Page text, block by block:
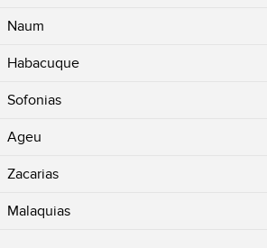
Naum
Habacuque
Sofonias
Ageu
Zacarias
Malaquias